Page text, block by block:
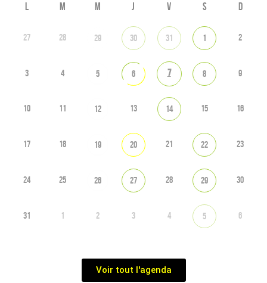
L M M J V S D
27 28 29 30 31 1 2
3 4 5 6 7 8 9
10 11 12 13 14 15 16
17 18 19 20 21 22 23
24 25 26 27 28 29 30
31 1 2 3 4 5 6
Voir tout l'agenda